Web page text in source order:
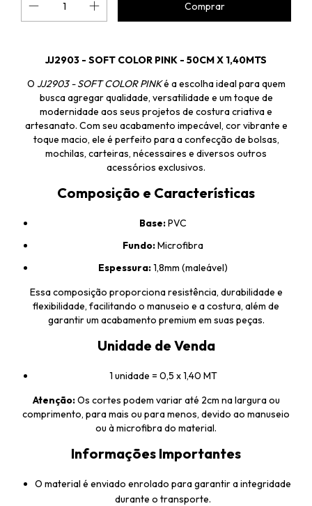
JJ2903 - SOFT COLOR PINK - 50CM X 1,40MTS
O JJ2903 - SOFT COLOR PINKé a escolha ideal para quem
busca agregar qualidade, versatilidade e um toque de
modernidade aos seus projetos de costura criativa e
artesanato. Com seu acabamento impecável, cor vibrante e
toque macio, ele é perfeito para a confecção de bolsas,
mochilas, carteiras, nécessaires e diversos outros
acessórios exclusivos.
Composição e Características
Base:PVC
Fundo:Microfibra
Espessura:1,8mm (maleável)
Essa composição proporciona resistência, durabilidade e
flexibilidade, facilitando o manuseio e a costura, além de
garantir um acabamento premium em suas peças.
Unidade de Venda
1 unidade = 0,5 x 1,40 MT
Atenção:Os cortes podem variar até 2cm na largura ou
comprimento, para mais ou para menos, devido ao manuseio
ou à microfibra do material.
Informações Importantes
O material é enviado enrolado para garantir a integridade
durante o transporte.